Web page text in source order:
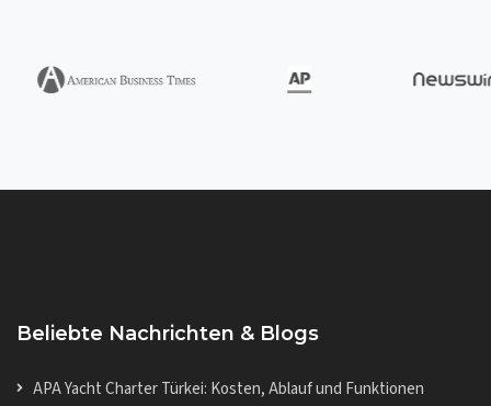
Beliebte Nachrichten & Blogs
APA Yacht Charter Türkei: Kosten, Ablauf und Funktionen